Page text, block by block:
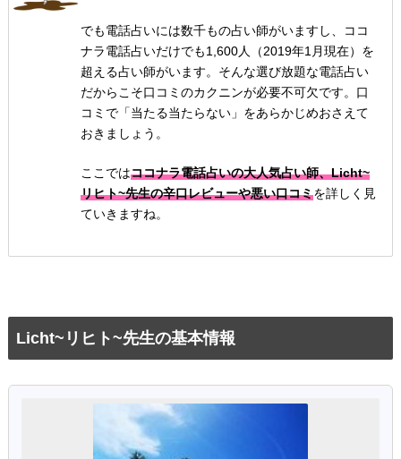
でも電話占いには数千もの占い師がいますし、ココ
ナラ電話占いだけでも1,600人（2019年1月現在）を
超える占い師がいます。そんな選び放題な電話占い
だからこそ口コミのカクニンが必要不可欠です。口
コミで「当たる当たらない」をあらかじめおさえて
おきましょう。
ここではココナラ電話占いの大人気占い師、Licht~
リヒト~先生の辛口レビューや悪い口コミを詳しく見
ていきますね。
Licht~リヒト~先生の基本情報